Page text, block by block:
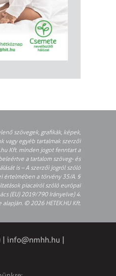
szövegek, grafikák, képek,
vagy egyéb tartalmak szerzői
Kft. minden jogot fenntart a
a tartalom szöveg- és
is – A szerzői jogról szóló
értelmében a törvény 35/A. §
piacairól szóló európai
(EU) 2019/790 Irányelve) 4.
alapján. © 2026 HETEK.HU Kft.
info@nmhh.hu